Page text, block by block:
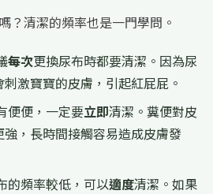
？清潔的頻率也是一門學問。
每次更換尿布時都要清潔。因為尿
激寶寶的皮膚，引起紅屁屁。
便便，一定要立即清潔。糞便對皮
，長時間接觸容易造成皮膚發
的頻率較低，可以適度清潔。如果